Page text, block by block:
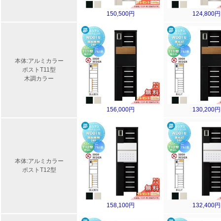
150,500円 124,800円
本体:アルミカラー
ポストT11型
木調カラー
156,000円 130,200円
本体:アルミカラー
ポストT12型
158,100円 132,400円